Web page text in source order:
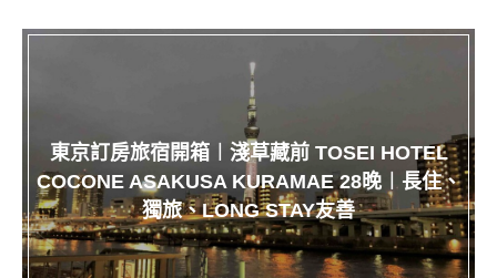
東京訂房旅宿開箱︱淺草藏前 TOSEI HOTEL
COCONE ASAKUSA KURAMAE 28晚︱長住、
獨旅、LONG STAY友善